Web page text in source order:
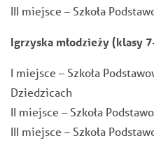
III miejsce – Szkoła
Igrzyska młodzieży (klasy
I miejsce – Szkoła
Dziedzicach
II miejsce – Szkoła
III miejsce – Szkoła